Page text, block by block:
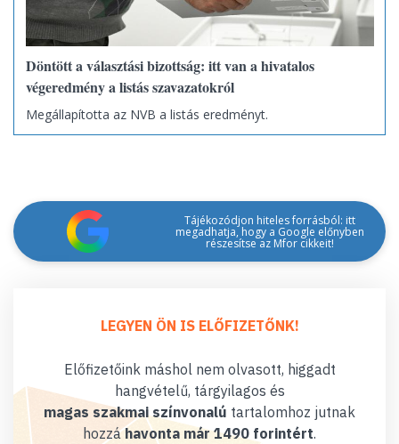
Döntött a választási bizottság: itt van a hivatalos
végeredmény a listás szavazatokról
Megállapította az NVB a listás eredményt.
Tájékozódjon hiteles forrásból: itt
megadhatja, hogy a Google előnyben
részesítse az Mfor cikkeit!
LEGYEN ÖN IS ELŐFIZETŐNK!
Előfizetőink máshol nem olvasott, higgadt
hangvételű, tárgyilagos és
magas szakmai színvonalú tartalomhoz jutnak
hozzáhavonta már 1490 forintért.